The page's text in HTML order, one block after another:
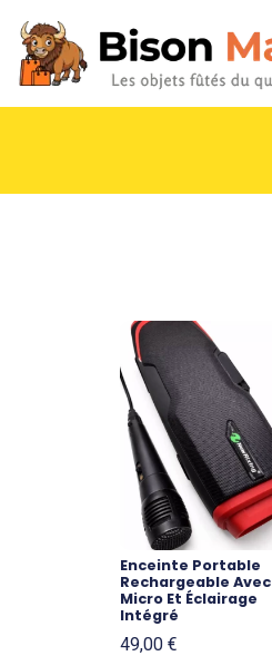
Enceinte Portable
Rechargeable Avec
Micro Et Éclairage
Intégré
49,00 €